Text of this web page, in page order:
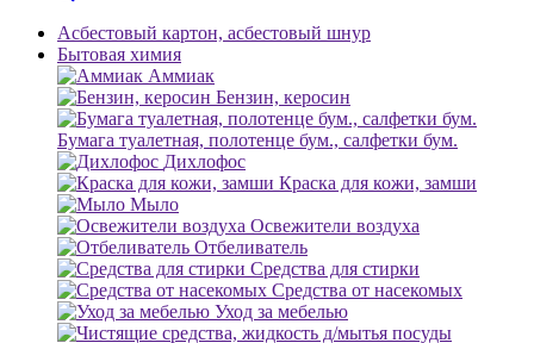
Асбестовый картон, асбестовый шнур
Бытовая химия
Аммиак
Бензин, керосин
Бумага туалетная, полотенце бум., салфетки бум.
Дихлофос
Краска для кожи, замши
Мыло
Освежители воздуха
Отбеливатель
Средства для стирки
Средства от насекомых
Уход за мебелью